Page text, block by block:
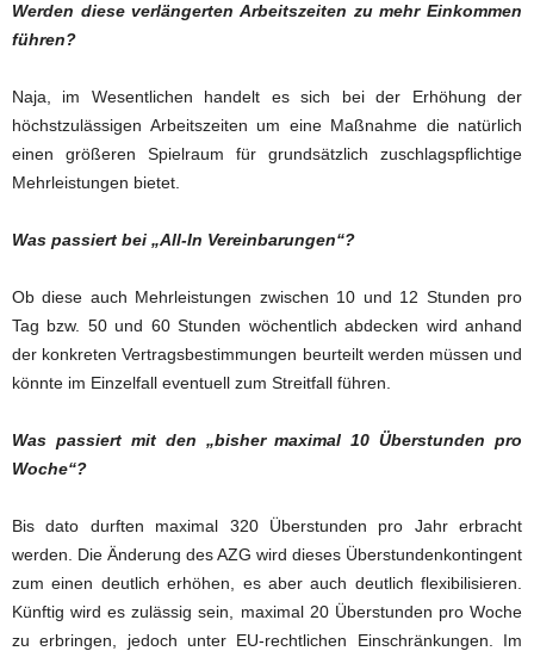
Werden diese verlängerten Arbeitszeiten zu mehr Einkommen
führen?
Naja, im Wesentlichen handelt es sich bei der Erhöhung der
höchstzulässigen Arbeitszeiten um eine Maßnahme die natürlich
einen größeren Spielraum für grundsätzlich zuschlagspflichtige
Mehrleistungen bietet.
Was passiert bei „All-In Vereinbarungen“?
Ob diese auch Mehrleistungen zwischen 10 und 12 Stunden pro
Tag bzw. 50 und 60 Stunden wöchentlich abdecken wird anhand
der konkreten Vertragsbestimmungen beurteilt werden müssen und
könnte im Einzelfall eventuell zum Streitfall führen.
Was passiert mit den „bisher maximal 10 Überstunden pro
Woche“?
Bis dato durften maximal 320 Überstunden pro Jahr erbracht
werden. Die Änderung des AZG wird dieses Überstundenkontingent
zum einen deutlich erhöhen, es aber auch deutlich flexibilisieren.
Künftig wird es zulässig sein, maximal 20 Überstunden pro Woche
zu erbringen, jedoch unter EU-rechtlichen Einschränkungen. Im